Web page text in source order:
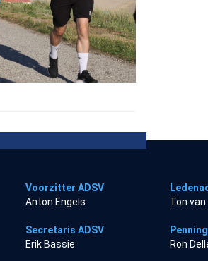
Voorzitter ADSV
Anton Engels
Ton
Secretaris ADSV
Erik Bassie Ron